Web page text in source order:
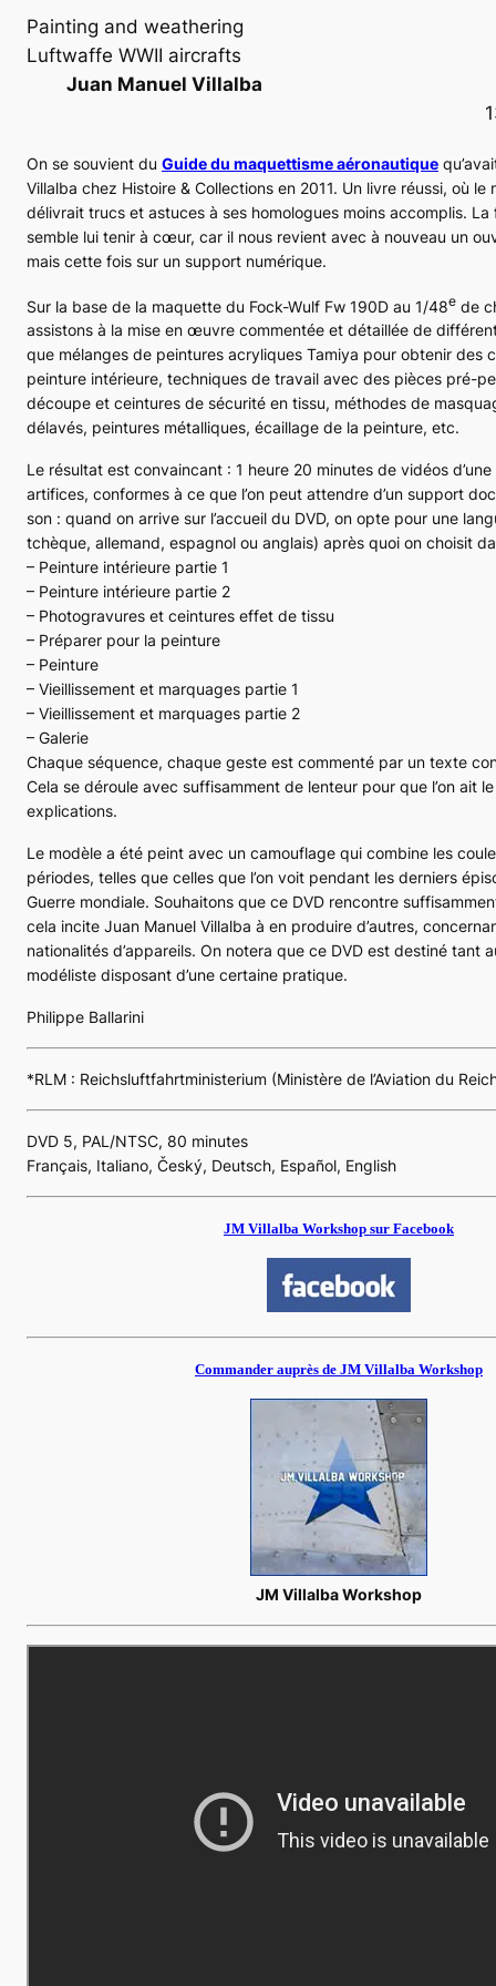
Painting and weathering
Luftwaffe WWII aircrafts
Juan Manuel Villalba
On se souvient du Guide du maquettisme aéronautique
Villalba chez Histoire & Collections en 2011. Un livre réussi, où
délivrait trucs et astuces à ses homologues moins accomplis.
semble lui tenir à cœur, car il nous revient avec à nouveau un
mais cette fois sur un support numérique.
Sur la base de la maquette du Fock-Wulf Fw 190D au 1/48e de
assistons à la mise en œuvre commentée et détaillée de
que mélanges de peintures acryliques Tamiya pour obtenir des
peinture intérieure, techniques de travail avec des pièces pré-
découpe et ceintures de sécurité en tissu, méthodes de
délavés, peintures métalliques, écaillage de la peinture, etc.
Le résultat est convaincant : 1 heure 20 minutes de vidéos
artifices, conformes à ce que l’on peut attendre d’un support
son : quand on arrive sur l’accueil du DVD, on opte pour une
tchèque, allemand, espagnol ou anglais) après quoi on choisit
– Peinture intérieure partie 1
– Peinture intérieure partie 2
– Photogravures et ceintures effet de tissu
– Préparer pour la peinture
– Peinture
– Vieillissement et marquages partie 1
– Vieillissement et marquages partie 2
– Galerie
Chaque séquence, chaque geste est commenté par un texte
Cela se déroule avec suffisamment de lenteur pour que l’on ait
explications.
Le modèle a été peint avec un camouflage qui combine les
périodes, telles que celles que l’on voit pendant les derniers
Guerre mondiale. Souhaitons que ce DVD rencontre
cela incite Juan Manuel Villalba à en produire d’autres,
nationalités d’appareils. On notera que ce DVD est destiné tant
modéliste disposant d’une certaine pratique.
Philippe Ballarini
*RLM : Reichsluftfahrtministerium (Ministère de l’Aviation du
DVD 5, PAL/NTSC, 80 minutes
Français, Italiano, Český, Deutsch, Español, English
JM Villalba Workshop sur Facebook
Commander auprès de JM Villalba Workshop
JM Villalba Workshop